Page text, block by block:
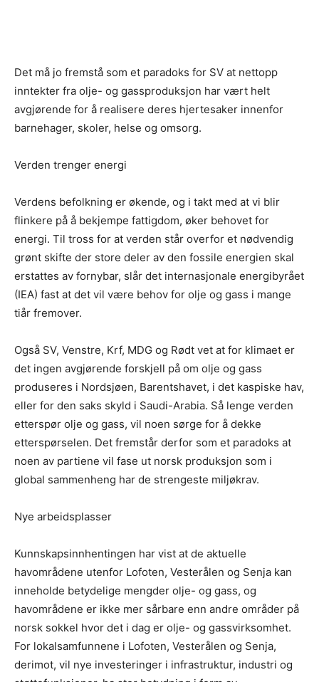
Det må jo fremstå som et paradoks for SV at nettopp
inntekter fra olje- og gassproduksjon har vært helt
avgjørende for å realisere deres hjertesaker innenfor
barnehager, skoler, helse og omsorg.
Verden trenger energi
Verdens befolkning er økende, og i takt med at vi blir
flinkere på å bekjempe fattigdom, øker behovet for
energi. Til tross for at verden står overfor et nødvendig
grønt skifte der store deler av den fossile energien skal
erstattes av fornybar, slår det internasjonale energibyrået
(IEA) fast at det vil være behov for olje og gass i mange
tiår fremover.
Også SV, Venstre, Krf, MDG og Rødt vet at for klimaet er
det ingen avgjørende forskjell på om olje og gass
produseres i Nordsjøen, Barentshavet, i det kaspiske hav,
eller for den saks skyld i Saudi-Arabia. Så lenge verden
etterspør olje og gass, vil noen sørge for å dekke
etterspørselen. Det fremstår derfor som et paradoks at
noen av partiene vil fase ut norsk produksjon som i
global sammenheng har de strengeste miljøkrav.
Nye arbeidsplasser
Kunnskapsinnhentingen har vist at de aktuelle
havområdene utenfor Lofoten, Vesterålen og Senja kan
inneholde betydelige mengder olje- og gass, og
havområdene er ikke mer sårbare enn andre områder på
norsk sokkel hvor det i dag er olje- og gassvirksomhet.
For lokalsamfunnene i Lofoten, Vesterålen og Senja,
derimot, vil nye investeringer i infrastruktur, industri og